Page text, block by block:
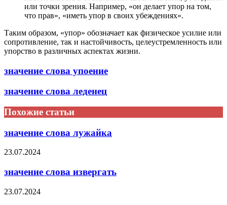
или точки зрения. Например, «он делает упор на том,
что прав», «иметь упор в своих убеждениях».
Таким образом, «упор» обозначает как физическое усилие или
сопротивление, так и настойчивость, целеустремленность или
упорство в различных аспектах жизни.
значение слова упоение
значение слова леденец
Похожие статьи
значение слова лужайка
23.07.2024
значение слова извергать
23.07.2024